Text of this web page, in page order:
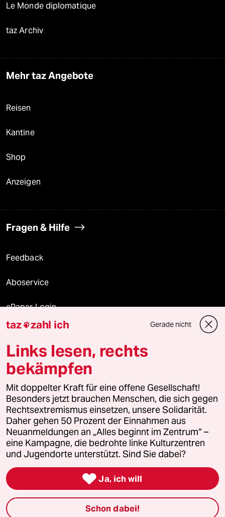
Le Monde diplomatique
taz Archiv
Mehr taz Angebote
Reisen
Kantine
Shop
Anzeigen
Fragen & Hilfe
Feedback
Aboservice
ePaper Login
Downloads für Abonnierende
© 2026 taz Verlags und Vertriebs GmbH
Alle Rechte vorbehalten. Bei rechtlichen Fragen oder für Genehmigungen
wenden Sie sich bitte an
lizenzen@taz.de
Feedback Redaktionsstatut Kommune-Richtlinien
Leitlinie Informant Datenschutz Impressum AGB
Seitenwende Einwilligungen widerrufen (Ads)
taz zahl ich Gerade nicht
Links lesen, rechts
bekämpfen
Mit doppelter Kraft für eine offene Gesellschaft!
Besonders jetzt brauchen Menschen, die sich gegen
Rechtsextremismus einsetzen, unsere Solidarität.
Daher gehen 50 Prozent der Einnahmen aus
Neuanmeldungen an „Alles beginnt im Zentrum“ –
eine Kampagne, die bedrohte linke Kulturzentren
und Jugendorte unterstützt. Sind Sie dabei?
 Ja, ich will
Schon dabei!